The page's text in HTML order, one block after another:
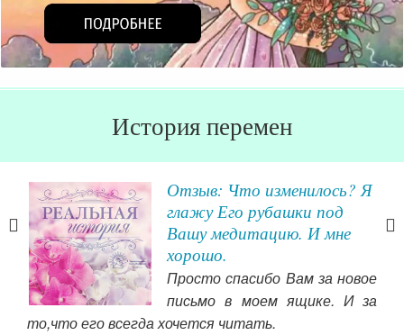
История перемен
Отзыв: Что изменилось? Я
глажу Его рубашки под
Вашу медитацию. И мне
хорошо.
Просто спасибо Вам за новое
письмо в моем ящике. И за
то,что его всегда хочется читать.